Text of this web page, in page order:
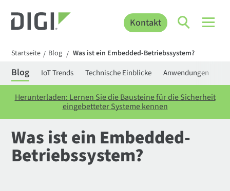
Kontakt
Startseite / Blog / Was ist ein Embedded-Betriebssystem?
Blog IoT Trends Technische Einblicke Anwendungen
Herunterladen: Lernen Sie die Bausteine für die Sicherheit
eingebetteter Systeme kennen
Was ist ein Embedded-
Betriebssystem?